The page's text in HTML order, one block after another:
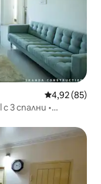
Средна
4,92 (85)
3 спални •